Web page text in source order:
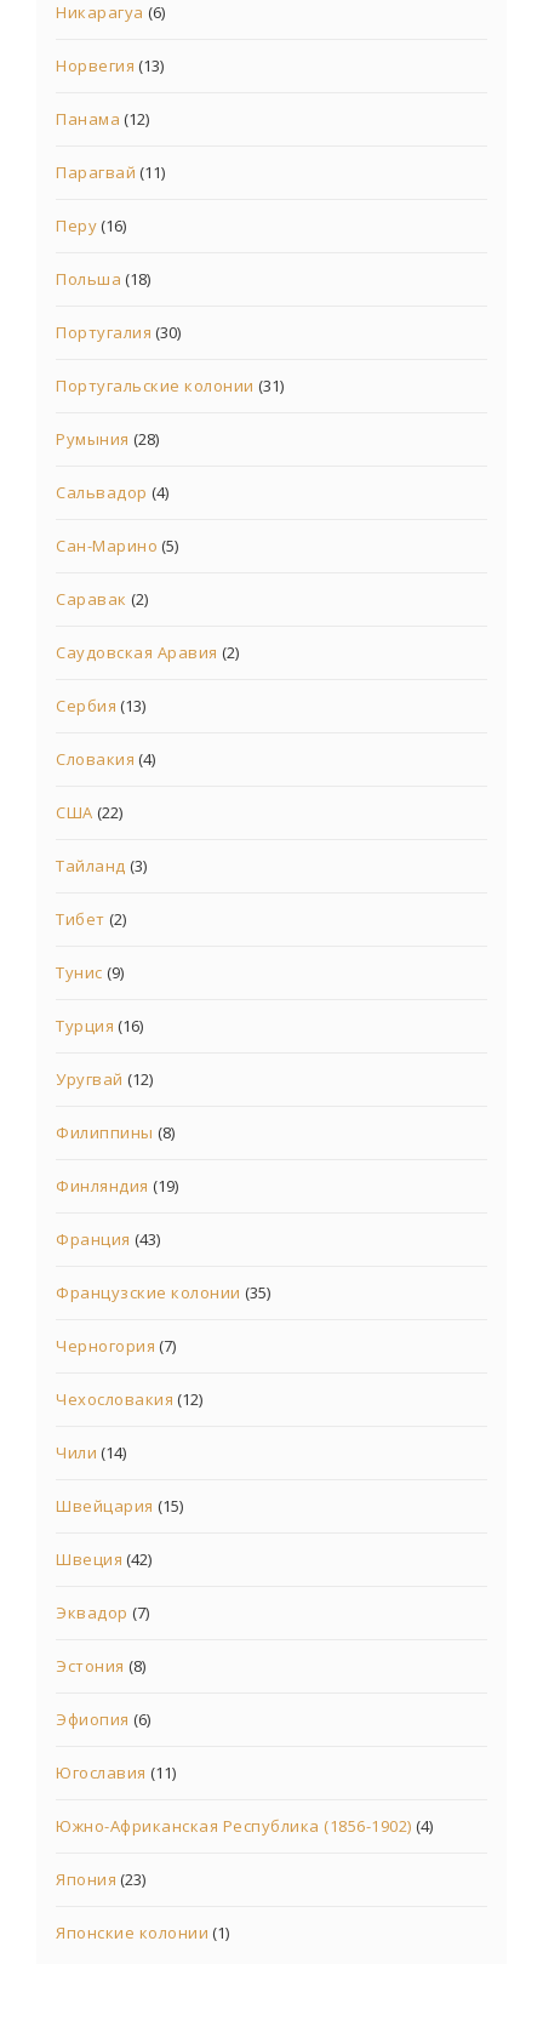
Никарагуа (6)
Норвегия (13)
Панама (12)
Парагвай (11)
Перу(16)
Польша (18)
Португалия (30)
Португальские колонии (31)
Румыния (28)
Сальвадор (4)
Сан-Марино (5)
Саравак (2)
Саудовская Аравия (2)
Сербия (13)
Словакия (4)
США (22)
Тайланд (3)
Тибет (2)
Тунис (9)
Турция (16)
Уругвай (12)
Филиппины (8)
Финляндия (19)
Франция (43)
Французские колонии (35)
Черногория (7)
Чехословакия (12)
Чили (14)
Швейцария (15)
Швеция (42)
Эквадор (7)
Эстония (8)
Эфиопия (6)
Югославия (11)
Южно-Африканская Республика (1856-1902) (4)
Япония (23)
Японские колонии (1)